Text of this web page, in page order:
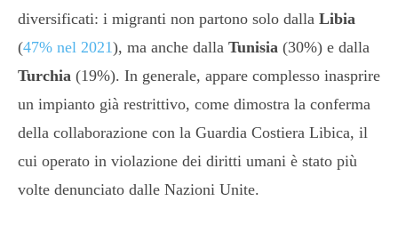
diversificati: i migranti non partono solo dalla Libia
(47% nel 2021), ma anche dalla Tunisia (30%) e dalla
Turchia (19%). In generale, appare complesso inasprire
un impianto già restrittivo, come dimostra la conferma
della collaborazione con la Guardia Costiera Libica, il
cui operato in violazione dei diritti umani è stato più
volte denunciato dalle Nazioni Unite.